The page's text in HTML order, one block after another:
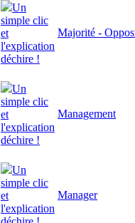
Un
simple clic
et
l'explication
déchire !
Majorité -
Un
simple clic
et
l'explication
déchire !
Management
Un
simple clic
et
l'explication
Manager